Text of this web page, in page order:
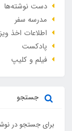
دست نوشته‌ها
مدرسه سفر
اطلاعات اخذ
پادکست
فیلم و کلیپ
جستجو
برای جستجو در